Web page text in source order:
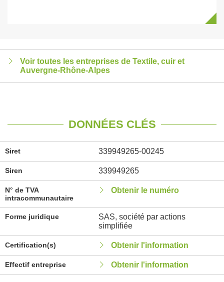
Voir toutes les entreprises de Textile, cuir et
Auvergne-Rhône-Alpes
DONNÉES CLÉS
Siret 339949265-00245
Siren 339949265
N° de TVA
intracommunautaire
Obtenir le numéro
Forme juridique
SAS, société par actions
simplifiée
Certification(s) Obtenir l'information
Effectif entreprise Obtenir l'information